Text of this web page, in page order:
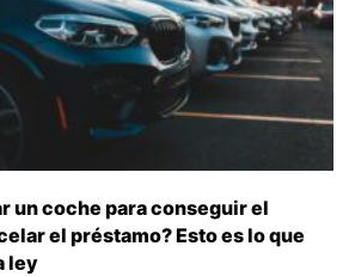
un coche para conseguir el
el préstamo? Esto es lo que
ley